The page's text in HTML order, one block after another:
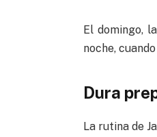
El domingo,
noche,
Dura
La rutina de